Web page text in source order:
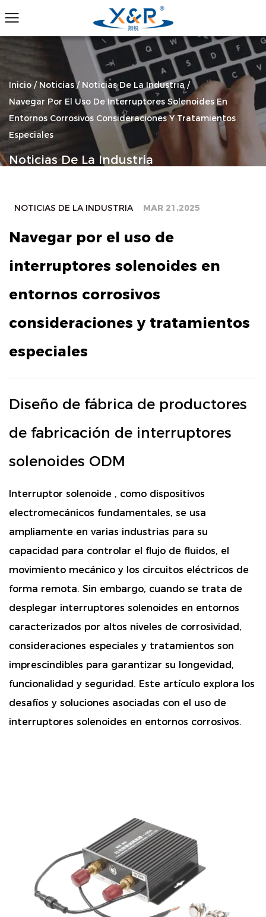
Inicio /Noticias/ Noticias De La Industria/
Navegar Por El Uso De Interruptores Solenoides En
Entornos Corrosivos Consideraciones Y Tratamientos
Especiales
Noticias De La Industria
NOTICIAS DE LA INDUSTRIA MAR 21,2025
Navegar por el uso de
interruptores solenoides en
entornos corrosivos
consideraciones y tratamientos
especiales
Diseño de fábrica de productores
de fabricación de interruptores
solenoides ODM
Interruptor solenoide , como dispositivos
electromecánicos fundamentales, se usa
ampliamente en varias industrias para su
capacidad para controlar el flujo de fluidos, el
movimiento mecánico y los circuitos eléctricos de
forma remota. Sin embargo, cuando se trata de
desplegar interruptores solenoides en entornos
caracterizados por altos niveles de corrosividad,
consideraciones especiales y tratamientos son
imprescindibles para garantizar su longevidad,
funcionalidad y seguridad. Este artículo explora los
desafíos y soluciones asociadas con el uso de
interruptores solenoides en entornos corrosivos.